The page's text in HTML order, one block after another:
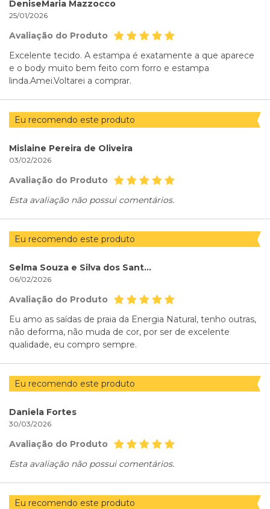
DeniseMaria Mazzocco
25/01/2026
Avaliação do Produto
Excelente tecido. A estampa é exatamente a que aparece
e o body muito bem feito com forro e estampa
linda.Amei.Voltarei a comprar.
Eu recomendo este produto
Mislaine Pereira de Oliveira
03/02/2026
Avaliação do Produto
Esta avaliação não possui comentários.
Eu recomendo este produto
Selma Souza e Silva dos Santos
06/02/2026
Avaliação do Produto
Eu amo as saídas de praia da Energia Natural, tenho outras,
não deforma, não muda de cor, por ser de excelente
qualidade, eu compro sempre.
Eu recomendo este produto
Daniela Fortes
30/03/2026
Avaliação do Produto
Esta avaliação não possui comentários.
Eu recomendo este produto